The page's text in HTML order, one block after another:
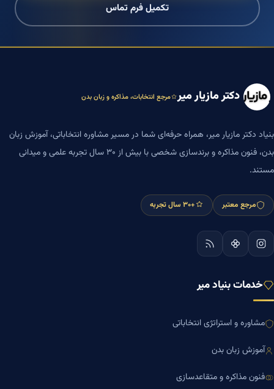
تکمیل فرم تماس
دکتر مازیار میر مرجع انتخابات، مذاکره و زبان بدن
بنیاد دکتر مازیار میر، همراه حرفه‌ای شما در مسیر مشاوره انتخاباتی، آموزش زبان
بدن، فنون مذاکره و برندسازی شخصی با بیش از ۳۰ سال تجربه علمی و میدانی
مستند.
مرجع معتبر +۳۰ سال تجربه
خدمات بنیاد میر
مشاوره و استراتژی انتخاباتی
آموزش زبان بدن
فنون مذاکره و متقاعدسازی